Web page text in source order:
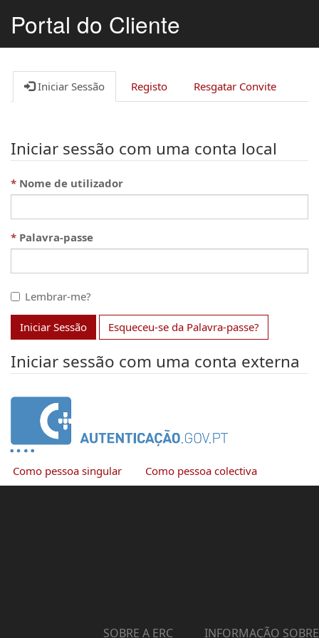
Portal do Cliente
Iniciar Sessão Registo Resgatar Convite
Iniciar sessão com uma conta local
Nome de utilizador
Palavra-passe
Lembrar-me?
Iniciar Sessão Esqueceu-se da Palavra-passe?
Iniciar sessão com uma conta externa
Como pessoa singular Como pessoa colectiva
SOBRE A ERC INFORMAÇÃO